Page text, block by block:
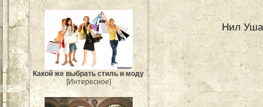
Какой же выбрать стиль и моду
[Интересное]
Нил